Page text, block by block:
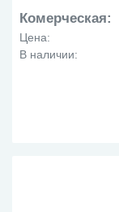
Комерческая:
Цена:
В наличии: